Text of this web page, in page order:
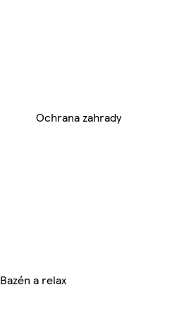
Ochrana zahrady
Bazén a relax